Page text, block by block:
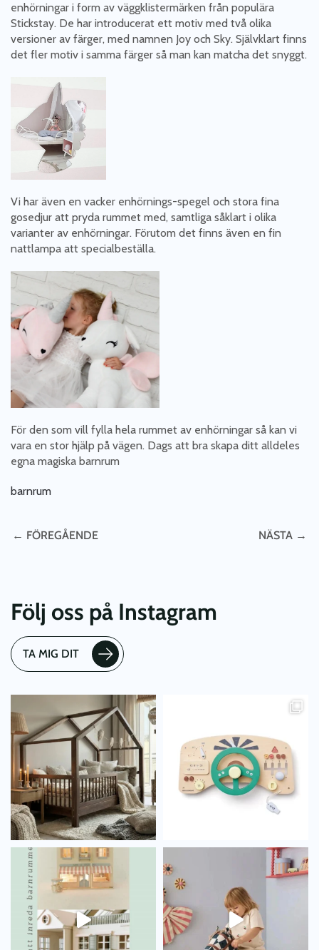
enhörningar i form av väggklistermärken från populära
Stickstay. De har introducerat ett motiv med två olika
versioner av färger, med namnen Joy och Sky. Självklart finns
det fler motiv i samma färger så man kan matcha det snyggt.
Vi har även en vacker enhörnings-spegel och stora fina
gosedjur att pryda rummet med, samtliga såklart i olika
varianter av enhörningar. Förutom det finns även en fin
nattlampa att specialbeställa.
För den som vill fylla hela rummet av enhörningar så kan vi
vara en stor hjälp på vägen. Dags att bra skapa ditt alldeles
egna magiska barnrum
barnrum
← FÖREGÅENDE NÄSTA →
Följ oss på Instagram
TA MIG DIT